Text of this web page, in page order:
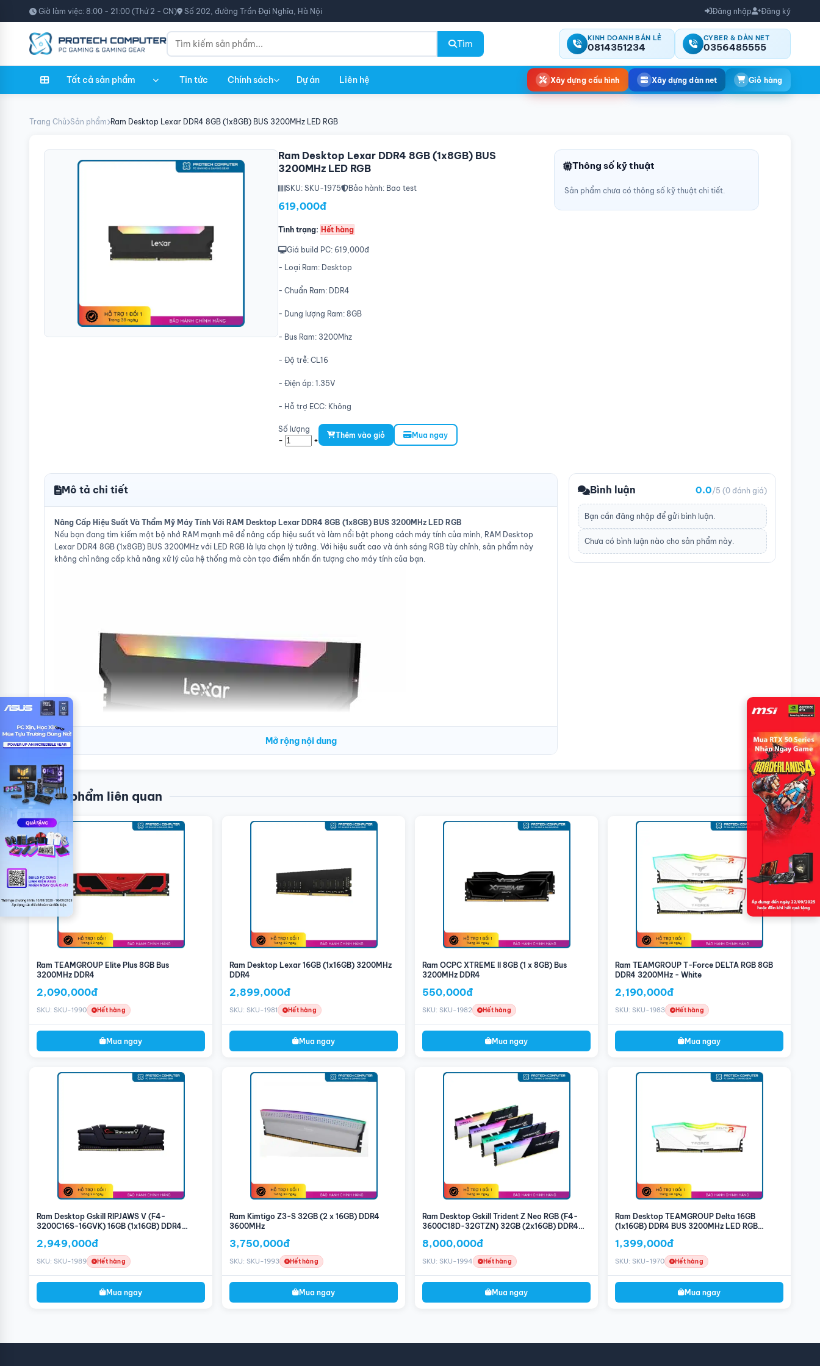
Giờ làm việc: 8:00 - 21:00 (Thứ 2 - CN) Số 202, đường Trần Đại Nghĩa, Hà Nội Đăng nhập Đăng ký
Tìm
KINH DOANH BÁN LẺ
0814351234
CYBER & DÀN NET
0356485555
Tất cả sản phẩm Tin tức Chính sách Dự án Liên hệ Xây dựng cấu hình Xây dựng dàn net Giỏ hàng
Trang Chủ Sản phẩm Ram Desktop Lexar DDR4 8GB (1x8GB) BUS 3200MHz LED RGB
Ram Desktop Lexar DDR4 8GB (1x8GB) BUS
3200MHz LED RGB
SKU: SKU-1975 Bảo hành: Bao test
619,000đ
Tình trạng: Hết hàng
Giá build PC: 619,000đ
- Loại Ram: Desktop
- Chuẩn Ram: DDR4
- Dung lượng Ram: 8GB
- Bus Ram: 3200Mhz
- Độ trễ: CL16
- Điện áp: 1.35V
- Hỗ trợ ECC: Không
Số lượng
- +
Thêm vào giỏ Mua ngay
Thông số kỹ thuật
Sản phẩm chưa có thông số kỹ thuật chi tiết.
Mô tả chi tiết
Nâng Cấp Hiệu Suất Và Thẩm Mỹ Máy Tính Với RAM Desktop Lexar DDR4 8GB (1x8GB) BUS 3200MHz LED RGB
Nếu bạn đang tìm kiếm một bộ nhớ RAM mạnh mẽ để nâng cấp hiệu suất và làm nổi bật phong cách máy tính của mình, RAM Desktop
Lexar DDR4 8GB (1x8GB) BUS 3200MHz với LED RGB là lựa chọn lý tưởng. Với hiệu suất cao và ánh sáng RGB tùy chỉnh, sản phẩm này
không chỉ nâng cấp khả năng xử lý của hệ thống mà còn tạo điểm nhấn ấn tượng cho máy tính của bạn.
Tính Năng Nổi Bật
Dung Lượng 8GB (1x8GB)
cho các nhu cầu sử dụng cơ bản và nâng cao, từ lướt web, làm việc văn phòng, đến chơi game và xử lý đa nhiệm nhẹ.
Tốc Độ 3200MHz: Với tốc độ 3200MHz, RAM này mang lại hiệu suất truyền tải dữ liệu nhanh chóng và ổn định. Tốc độ cao giúp giảm
thiểu độ trễ và cải thiện khả năng phản hồi của hệ thống, cho phép bạn xử lý các tác vụ nặng và đa nhiệm hiệu quả hơn.
Công Nghệ DDR4: DDR4 là chuẩn bộ nhớ mới nhất, cung cấp băng thông cao hơn và hiệu suất tốt hơn so với DDR3. Công nghệ DDR4
không chỉ giúp cải thiện hiệu suất tổng thể của hệ thống mà còn giảm tiêu thụ năng lượng và nhiệt độ hoạt động, làm cho hệ thống của
Ánh Sáng RGB Tùy Chỉnh
: RAM Lexar được trang bị hệ thống đèn LED RGB có thể tùy chỉnh, cho phép bạn cá nhân hóa ánh sáng theo sở
thích. Với ánh sáng RGB, bạn có thể tạo ra các hiệu ứng ánh sáng độc đáo và đồng bộ hóa với các thành phần khác trong hệ thống máy
Thiết Kế Tinh Tế: RAM này có thiết kế hiện đại và sang trọng, với màu sắc và kiểu dáng phù hợp với nhiều kiểu máy tính khác nhau. Thiết
Khả Năng Tương Thích Cao
: Với chuẩn DDR4 và tốc độ bus 3200MHz, RAM này dễ dàng tương thích với nhiều bo mạch chủ và hệ thống
máy tính hiện đại, giúp việc nâng cấp bộ nhớ trở nên đơn giản và thuận tiện.
Lợi Ích Khi Sử Dụng RAM Lexar
Hiệu Suất Tốt: Tốc độ 3200MHz và dung lượng 8GB cải thiện hiệu suất máy tính, cho phép xử lý các tác vụ nặng và đa nhiệm mượt mà
Thiết Kế Ánh Sáng RGB: Ánh sáng RGB có thể tùy chỉnh giúp bạn tạo phong cách riêng và làm nổi bật hệ thống máy tính của bạn.
: Tốc độ 3200MHz và dung lượng 8GB đáp ứng yêu cầu của các trò chơi hiện đại, mang lại trải nghiệm chơi game mượt mà và
Xử Lý Đồ Họa Cơ Bản: Phù hợp cho các ứng dụng chỉnh sửa ảnh và video cơ bản, giúp bạn thực hiện các dự án sáng tạo hiệu quả.
Đa Nhiệm Hàng Ngày: Cải thiện khả năng xử lý đa nhiệm, cho phép chạy nhiều ứng dụng đồng thời mà không gặp phải tình trạng chậm
Hãy nâng cấp máy tính của bạn với RAM Desktop Lexar DDR4 8GB (1x8GB) BUS 3200MHz LED RGB để tận hưởng hiệu suất vượt trội và
phong cách ánh sáng RGB nổi bật. Đặt hàng ngay hôm nay để tối ưu hóa hiệu suất hệ thống và nâng cao trải nghiệm sử dụng máy tính
của bạn!
Mở rộng nội dung
Bình luận 0.0/5 (0 đánh giá)
Bạn cần đăng nhập để gửi bình luận.
Chưa có bình luận nào cho sản phẩm này.
Sản phẩm liên quan
Ram TEAMGROUP Elite Plus 8GB Bus
3200MHz DDR4
2,090,000đ
SKU: SKU-1990 Hết hàng
Mua ngay
Ram Desktop Lexar 16GB (1x16GB) 3200MHz
DDR4
2,899,000đ
SKU: SKU-1981 Hết hàng
Mua ngay
Ram OCPC XTREME II 8GB (1 x 8GB) Bus
3200MHz DDR4
550,000đ
SKU: SKU-1982 Hết hàng
Mua ngay
Ram TEAMGROUP T-Force DELTA RGB 8GB
DDR4 3200MHz - White
2,190,000đ
SKU: SKU-1983 Hết hàng
Mua ngay
Ram Desktop Gskill RIPJAWS V (F4-
3200C16S-16GVK) 16GB (1x16GB) DDR4
2,949,000đ
SKU: SKU-1989 Hết hàng
Mua ngay
Ram Kimtigo Z3-S 32GB (2 x 16GB) DDR4
3600MHz
3,750,000đ
SKU: SKU-1993 Hết hàng
Mua ngay
Ram Desktop Gskill Trident Z Neo RGB (F4-
3600C18D-32GTZN) 32GB (2x16GB) DDR4
8,000,000đ
SKU: SKU-1994 Hết hàng
Mua ngay
Ram Desktop TEAMGROUP Delta 16GB
(1x16GB) DDR4 BUS 3200MHz LED RGB
1,399,000đ
SKU: SKU-1970 Hết hàng
Mua ngay